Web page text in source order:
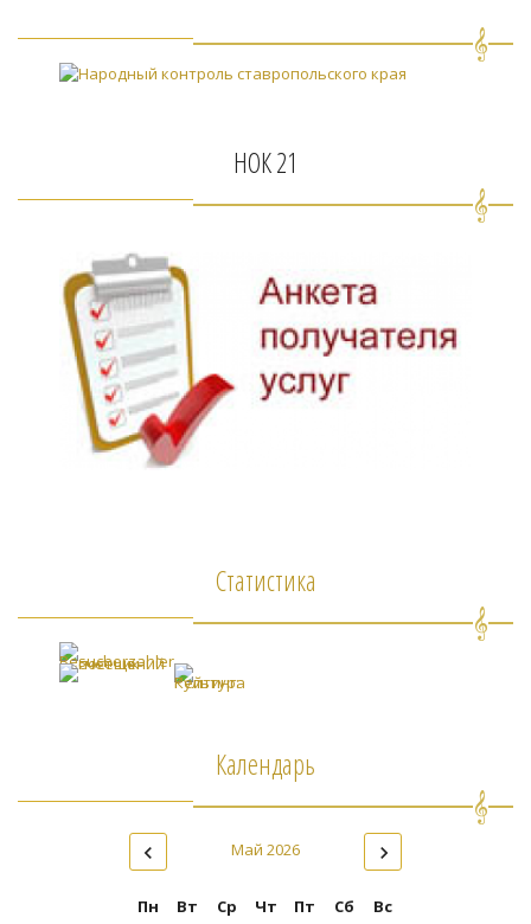
НОК 21
Статистика
Календарь
Май 2026
Пн Вт Ср Чт Пт Сб Вс